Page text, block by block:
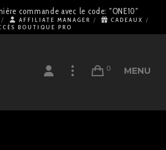
commande avec le code: "ONE10"
AFFILIATE MANAGER
CADEAUX
BOUTIQUE PRO
MENU
0